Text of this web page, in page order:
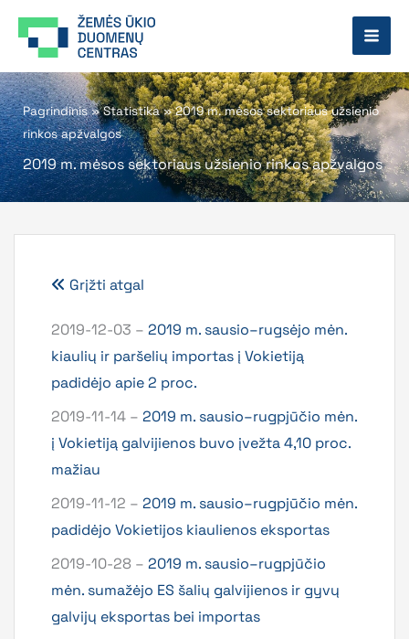
prie
Pagrindinis»Statistika»2019 m. mėsos sektoriaus užsienio
rinkos apžvalgos
2019 m. mėsos sektoriaus užsienio rinkos apžvalgos
Grįžti atgal
2019-12-03 – 2019 m. sausio–rugsėjo mėn.
kiaulių ir paršelių importas į Vokietiją
padidėjo apie 2 proc.
2019-11-14 – 2019 m. sausio–rugpjūčio mėn.
į Vokietiją galvijienos buvo įvežta 4,10 proc.
mažiau
2019-11-12 – 2019 m. sausio–rugpjūčio mėn.
padidėjo Vokietijos kiaulienos eksportas
2019-10-28 – 2019 m. sausio–rugpjūčio
mėn. sumažėjo ES šalių galvijienos ir gyvų
galvijų eksportas bei importas